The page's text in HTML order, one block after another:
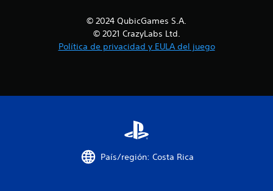
a
© 2024 QubicGames S.A.
© 2021 CrazyLabs Ltd.
Política de privacidad y EULA del juego
País/región: Costa Rica